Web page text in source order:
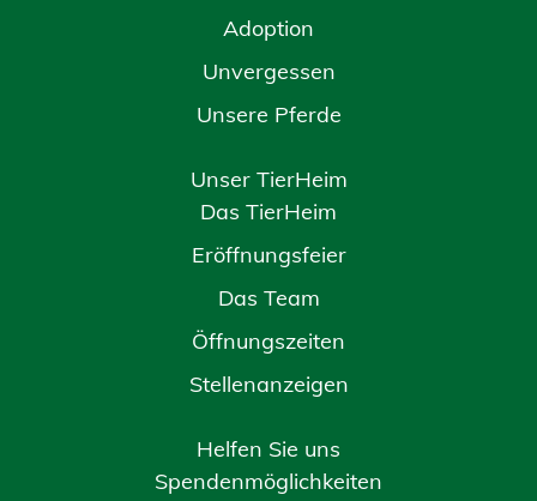
Adoption
Unvergessen
Unsere Pferde
Unser TierHeim
Das TierHeim
Eröffnungsfeier
Das Team
Öffnungszeiten
Stellenanzeigen
Helfen Sie uns
Spendenmöglichkeiten